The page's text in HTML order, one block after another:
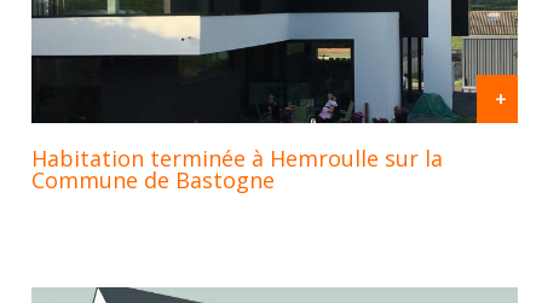
+
Habitation terminée à Hemroulle sur la
Commune de Bastogne